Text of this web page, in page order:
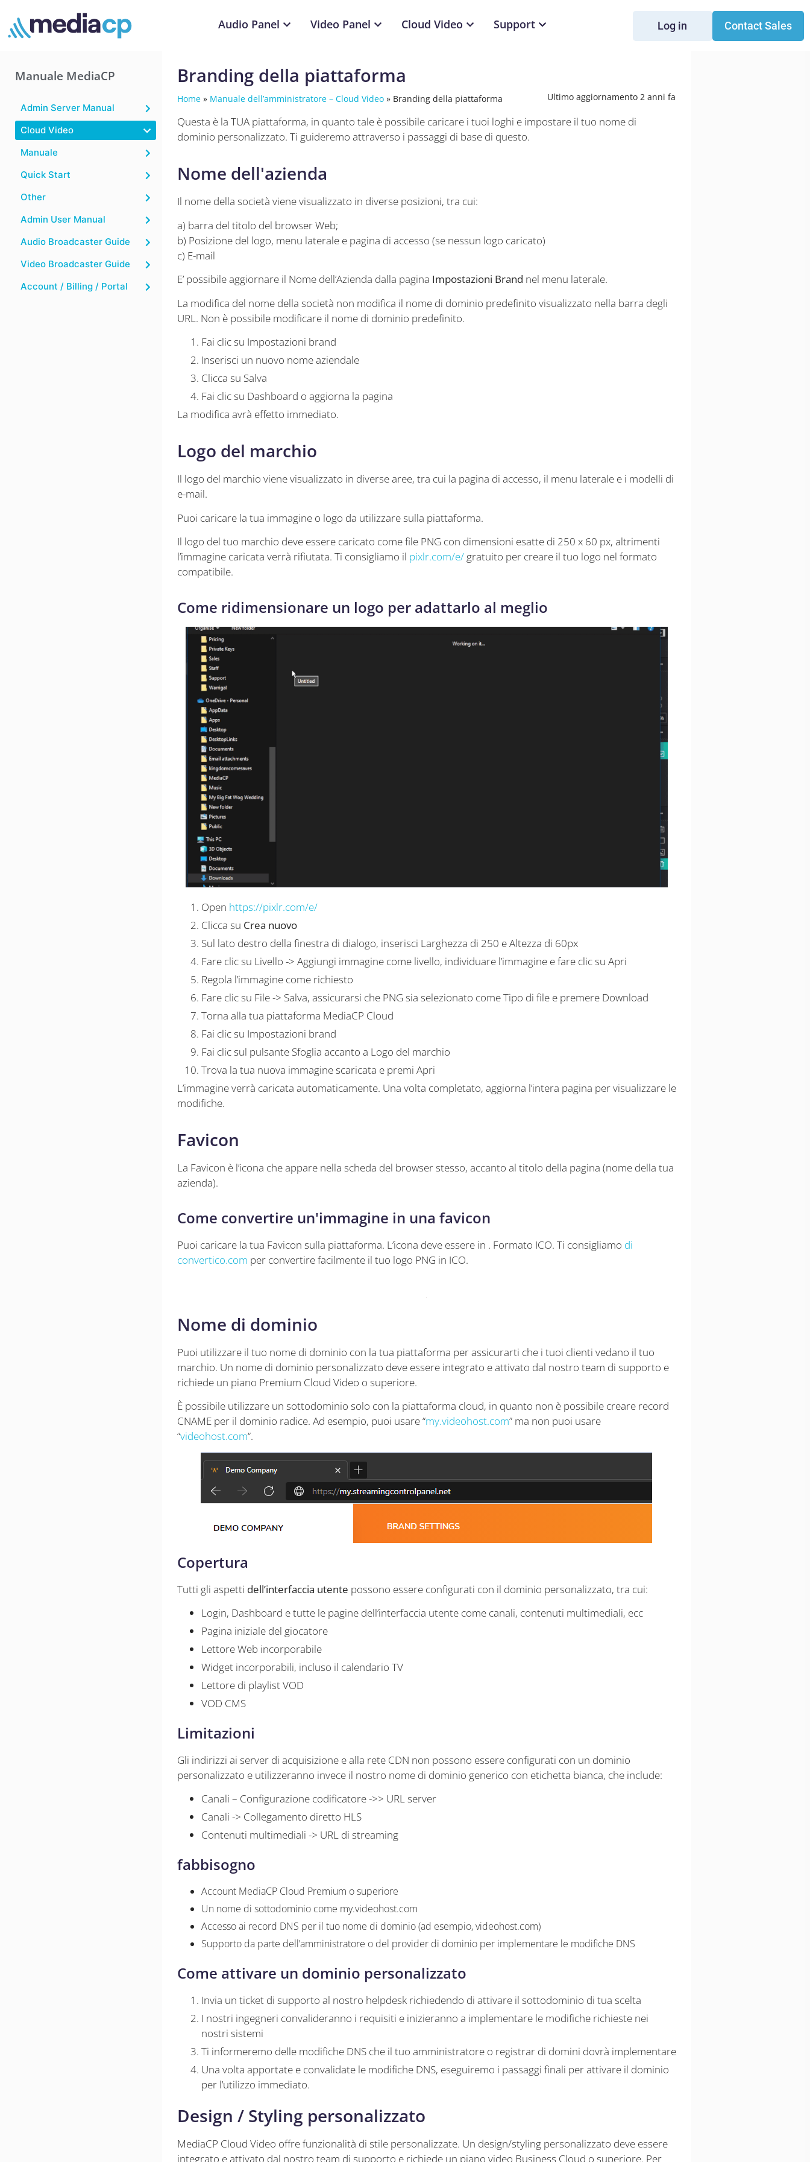
Audio Panel Video Panel Cloud Video Support Log in Contact Sales
Manuale MediaCP
Admin Server Manual
Cloud Video
Manuale
Quick Start
Other
Admin User Manual
Audio Broadcaster Guide
Video Broadcaster Guide
Account / Billing / Portal
Branding della piattaforma
Home» Manuale dell’amministratore – Cloud Video» Branding della piattaforma Ultimo aggiornamento 2 anni fa
Questa è la TUA piattaforma, in quanto tale è possibile caricare i tuoi loghi e impostare il tuo nome di
dominio personalizzato. Ti guideremo attraverso i passaggi di base di questo.
Nome dell'azienda
Il nome della società viene visualizzato in diverse posizioni, tra cui:
a) barra del titolo del browser Web;
b) Posizione del logo, menu laterale e pagina di accesso (se nessun logo caricato)
c) E-mail
E’ possibile aggiornare il Nome dell’Azienda dalla pagina Impostazioni Brand nel menu laterale.
La modifica del nome della società non modifica il nome di dominio predefinito visualizzato nella barra degli
URL. Non è possibile modificare il nome di dominio predefinito.
Fai clic su Impostazioni brand
Inserisci un nuovo nome aziendale
Clicca su Salva
Fai clic su Dashboard o aggiorna la pagina
La modifica avrà effetto immediato.
Logo del marchio
Il logo del marchio viene visualizzato in diverse aree, tra cui la pagina di accesso, il menu laterale e i modelli di
e-mail.
Puoi caricare la tua immagine o logo da utilizzare sulla piattaforma.
Il logo del tuo marchio deve essere caricato come file PNG con dimensioni esatte di 250 x 60 px, altrimenti
l’immagine caricata verrà rifiutata. Ti consigliamo il pixlr.com/e/gratuito per creare il tuo logo nel formato
compatibile.
Come ridimensionare un logo per adattarlo al meglio
Open https://pixlr.com/e/
Clicca su Crea nuovo
Sul lato destro della finestra di dialogo, inserisci Larghezza di 250 e Altezza di 60px
Fare clic su Livello -> Aggiungi immagine come livello, individuare l’immagine e fare clic su Apri
Regola l’immagine come richiesto
Fare clic su File -> Salva, assicurarsi che PNG sia selezionato come Tipo di file e premere Download
Torna alla tua piattaforma MediaCP Cloud
Fai clic su Impostazioni brand
Fai clic sul pulsante Sfoglia accanto a Logo del marchio
Trova la tua nuova immagine scaricata e premi Apri
L’immagine verrà caricata automaticamente. Una volta completato, aggiorna l’intera pagina per visualizzare le
modifiche.
Favicon
La Favicon è l’icona che appare nella scheda del browser stesso, accanto al titolo della pagina (nome della tua
azienda).
Come convertire un'immagine in una favicon
Puoi caricare la tua Favicon sulla piattaforma. L’icona deve essere in . Formato ICO. Ti consigliamo di
convertico.com per convertire facilmente il tuo logo PNG in ICO.
Nome di dominio
Puoi utilizzare il tuo nome di dominio con la tua piattaforma per assicurarti che i tuoi clienti vedano il tuo
marchio. Un nome di dominio personalizzato deve essere integrato e attivato dal nostro team di supporto e
richiede un piano Premium Cloud Video o superiore.
È possibile utilizzare un sottodominio solo con la piattaforma cloud, in quanto non è possibile creare record
CNAME per il dominio radice. Ad esempio, puoi usare “my.videohost.com” ma non puoi usare
“videohost.com“.
Copertura
Tutti gli aspetti dell’interfaccia utente possono essere configurati con il dominio personalizzato, tra cui:
Login, Dashboard e tutte le pagine dell’interfaccia utente come canali, contenuti multimediali, ecc
Pagina iniziale del giocatore
Lettore Web incorporabile
Widget incorporabili, incluso il calendario TV
Lettore di playlist VOD
VOD CMS
Limitazioni
Gli indirizzi ai server di acquisizione e alla rete CDN non possono essere configurati con un dominio
personalizzato e utilizzeranno invece il nostro nome di dominio generico con etichetta bianca, che include:
Canali – Configurazione codificatore ->> URL server
Canali -> Collegamento diretto HLS
Contenuti multimediali -> URL di streaming
fabbisogno
Account MediaCP Cloud Premium o superiore
Un nome di sottodominio come my.videohost.com
Accesso ai record DNS per il tuo nome di dominio (ad esempio, videohost.com)
Supporto da parte dell’amministratore o del provider di dominio per implementare le modifiche DNS
Come attivare un dominio personalizzato
Invia un ticket di supporto al nostro helpdesk richiedendo di attivare il sottodominio di tua scelta
I nostri ingegneri convalideranno i requisiti e inizieranno a implementare le modifiche richieste nei
nostri sistemi
Ti informeremo delle modifiche DNS che il tuo amministratore o registrar di domini dovrà implementare
Una volta apportate e convalidate le modifiche DNS, eseguiremo i passaggi finali per attivare il dominio
per l’utilizzo immediato.
Design / Styling personalizzato
MediaCP Cloud Video offre funzionalità di stile personalizzate. Un design/styling personalizzato deve essere
integrato e attivato dal nostro team di supporto e richiede un piano video Business Cloud o superiore. Per